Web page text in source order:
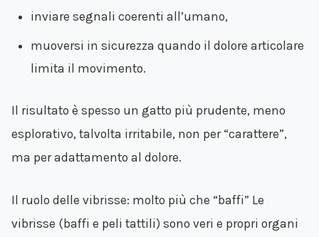
inviare segnali coerenti all’umano,
muoversi in sicurezza quando il dolore articolare
limita il movimento.
Il risultato è spesso un gatto più prudente, meno
esplorativo, talvolta irritabile, non per “carattere”,
ma per adattamento al dolore.
Il ruolo delle vibrisse: molto più che “baffi” Le
vibrisse (baffi e peli tattili) sono veri e propri organi